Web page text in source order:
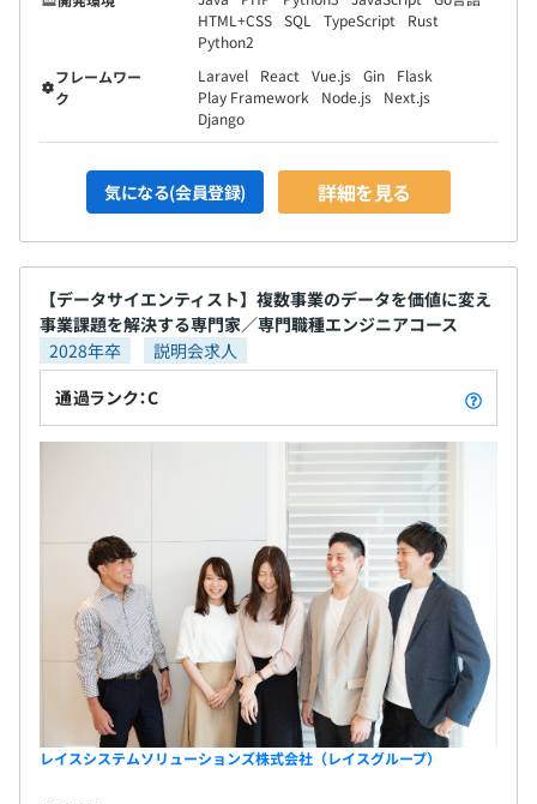
HTML+CSS SQL TypeScript
Rust
Python2
フレームワー
ク
Laravel React Vue.js Gin
Flask
Play Framework
Node.js
Next.js
Django
気になる(会員登録) 詳細を見る
【データサイエンティスト】複数事業のデータを価値に変え
事業課題を解決する専門家／専門職種エンジニアコース
2028年卒
説明会求人
通過ランク：C
レイスシステムソリューションズ株式会社（レイスグループ）